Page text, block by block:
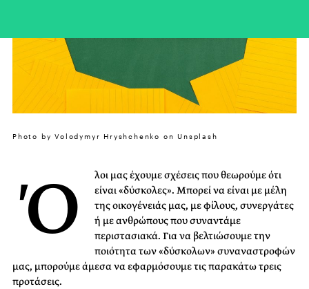
Photo by Volodymyr Hryshchenko on Unsplash
Ό
λοι μας έχουμε σχέσεις που θεωρούμε ότι
είναι «δύσκολες». Μπορεί να είναι με μέλη
της οικογένειάς μας, με φίλους, συνεργάτες
ή με ανθρώπους που συναντάμε
περιστασιακά. Για να βελτιώσουμε την
ποιότητα των «δύσκολων» συναναστροφών
μας, μπορούμε άμεσα να εφαρμόσουμε τις παρακάτω τρεις
προτάσεις.